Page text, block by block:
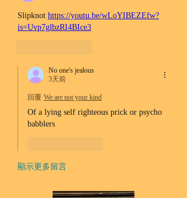
Slipknot https://youtu.be/wLoYIBEZEfw?
is=Uvp7glbzRI4BIce3
No one's jealous
3天前
回覆 We are not your kind
Of a lying self righteous prick or psycho
babblers
顯示更多留言